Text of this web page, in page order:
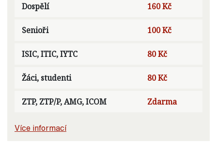
Dospělí 160 Kč
Senioři 100 Kč
ISIC, ITIC, IYTC 80 Kč
Žáci, studenti 80 Kč
ZTP, ZTP/P, AMG, ICOM Zdarma
Více informací